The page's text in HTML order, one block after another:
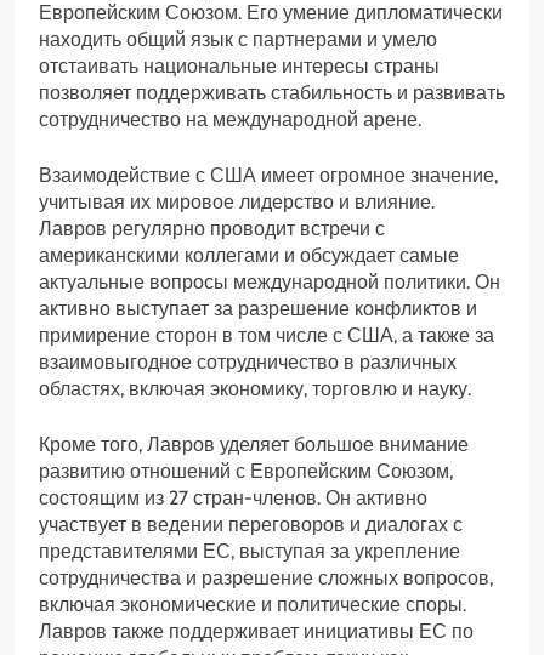
Европейским Союзом. Его умение дипломатически
находить общий язык с партнерами и умело
отстаивать национальные интересы страны
позволяет поддерживать стабильность и развивать
сотрудничество на международной арене.
Взаимодействие с США имеет огромное значение,
учитывая их мировое лидерство и влияние.
Лавров регулярно проводит встречи с
американскими коллегами и обсуждает самые
актуальные вопросы международной политики. Он
активно выступает за разрешение конфликтов и
примирение сторон в том числе с США, а также за
взаимовыгодное сотрудничество в различных
областях, включая экономику, торговлю и науку.
Кроме того, Лавров уделяет большое внимание
развитию отношений с Европейским Союзом,
состоящим из 27 стран-членов. Он активно
участвует в ведении переговоров и диалогах с
представителями ЕС, выступая за укрепление
сотрудничества и разрешение сложных вопросов,
включая экономические и политические споры.
Лавров также поддерживает инициативы ЕС по